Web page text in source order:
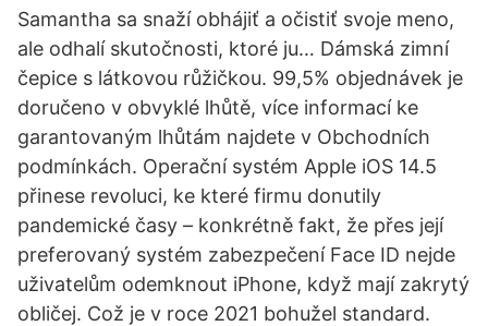
Samantha sa snaží obhájiť a očistiť svoje meno,
ale odhalí skutočnosti, ktoré ju… Dámská zimní
čepice s látkovou růžičkou. 99,5% objednávek je
doručeno v obvyklé lhůtě, více informací ke
garantovaným lhůtám najdete v Obchodních
podmínkách. Operační systém Apple iOS 14.5
přinese revoluci, ke které firmu donutily
pandemické časy – konkrétně fakt, že přes její
preferovaný systém zabezpečení Face ID nejde
uživatelům odemknout iPhone, když mají zakrytý
obličej. Což je v roce 2021 bohužel standard.